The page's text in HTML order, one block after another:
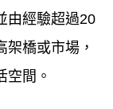
由經驗超過20
橋或市場，
空間。